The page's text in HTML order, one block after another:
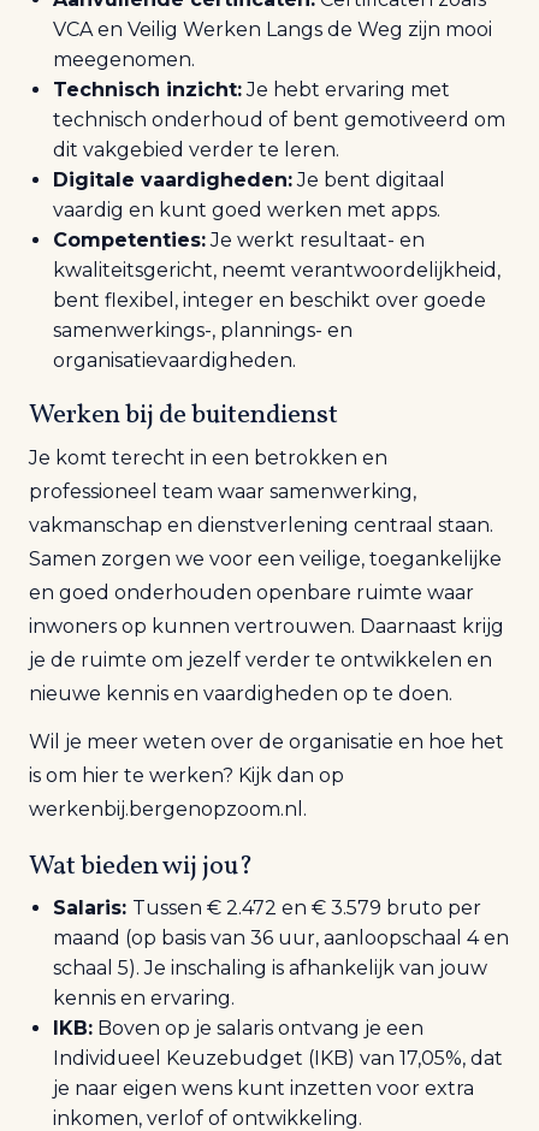
VCA en Veilig Werken Langs de Weg zijn mooi
meegenomen.
Technisch inzicht:Je hebt ervaring met
technisch onderhoud of bent gemotiveerd om
dit vakgebied verder te leren.
Digitale vaardigheden:Je bent digitaal
vaardig en kunt goed werken met apps.
Competenties:Je werkt resultaat- en
kwaliteitsgericht, neemt verantwoordelijkheid,
bent flexibel, integer en beschikt over goede
samenwerkings-, plannings- en
organisatievaardigheden.
Werken bij de buitendienst
Je komt terecht in een betrokken en
professioneel team waar samenwerking,
vakmanschap en dienstverlening centraal staan.
Samen zorgen we voor een veilige, toegankelijke
en goed onderhouden openbare ruimte waar
inwoners op kunnen vertrouwen. Daarnaast krijg
je de ruimte om jezelf verder te ontwikkelen en
nieuwe kennis en vaardigheden op te doen.
Wil je meer weten over de organisatie en hoe het
is om hier te werken? Kijk dan op
werkenbij.bergenopzoom.nl.
Wat bieden wij jou?
Salaris: Tussen € 2.472 en € 3.579 bruto per
maand (op basis van 36 uur, aanloopschaal 4 en
schaal 5). Je inschaling is afhankelijk van jouw
kennis en ervaring.
IKB: Boven op je salaris ontvang je een
Individueel Keuzebudget (IKB) van 17,05%, dat
je naar eigen wens kunt inzetten voor extra
inkomen, verlof of ontwikkeling.